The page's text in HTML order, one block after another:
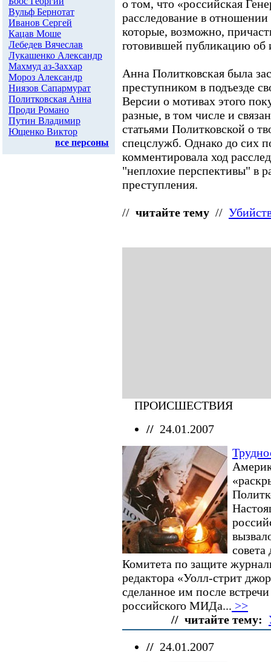
Вульф Бернотат
Иванов Сергей
Кацав Моше
Лебедев Вячеслав
Лукашенко Александр
Махмуд аз-Заххар
Мороз Александр
Ниязов Сапармурат
Политковская Анна
Проди Романо
Путин Владимир
Ющенко Виктор
все персоны
о том, что «российская
расследование в
которые, возможно,
готовившей публикацию об
Анна Политковская была
преступником в подъезде
Версии о мотивах этого
разные, в том числе и
статьями Политковской о
спецслужб. Однако до сих
комментировала ход
"неплохие перспективы" в
преступления.
// читайте тему //
ПРОИСШЕСТВИЯ
// 24.01.2007
совета
Комитета по защите
редактора «Уолл-стрит
сделанное им после
российского МИДа... >>
// читайте тему:
// 24.01.2007